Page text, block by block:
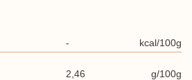
- kcal/100g
2,46 g/100g